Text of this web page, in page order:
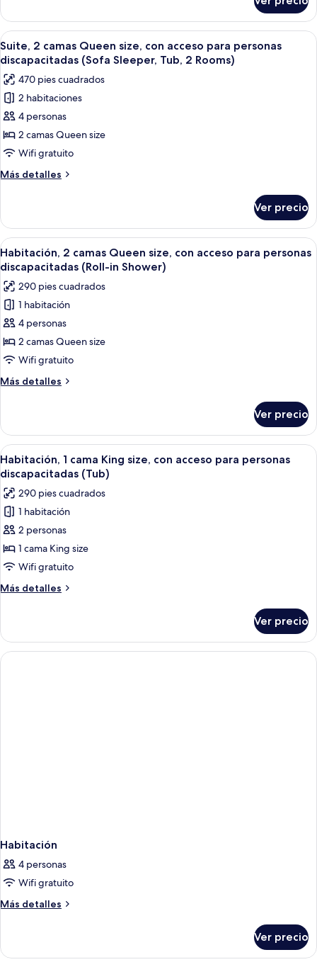
acceso
para
personas
discapacitadas
(Upper
Floor,
Tub)
1
cama
King
size,
acceso
para
personas
discapacitadas
(Upper
Tub)
Abrir
todas
las
fotos
de
Suite,
2
camas
Queen
size,
acceso
para
personas
discapacitadas
(Sofa
Sleeper,
Tub,
2
Rooms)
Habitación de hotel con sofá, mesa
6
Suite, 2 camas Queen size, con acceso para personas
discapacitadas (Sofa Sleeper, Tub, 2 Rooms)
470 pies cuadrados
2 habitaciones
4 personas
2 camas Queen size
Wifi gratuito
Más detalles
Más
2
camas
Queen
size,
acceso
para
personas
discapacitadas
(Sofa
Tub,
2
Rooms)
Ver precio
Abrir
todas
las
fotos
de
Habitación,
2
camas
Queen
size,
acceso
para
personas
discapacitadas
(Roll-
in
Shower)
Habitación de hotel con dos camas,
5
Habitación, 2 camas Queen size, con acceso para personas
discapacitadas (Roll-in Shower)
290 pies cuadrados
1 habitación
4 personas
2 camas Queen size
Wifi gratuito
Más detalles
Más
2
camas
Queen
size,
acceso
para
personas
discapacitadas
(Roll-
Shower)
Ver precio
Abrir
todas
las
fotos
de
Habitación,
1
cama
King
size,
acceso
para
personas
Habitación de hotel con una cama
6
Habitación, 1 cama King size, con acceso para personas
discapacitadas (Tub)
290 pies cuadrados
1 habitación
2 personas
1 cama King size
Wifi gratuito
Más detalles
Más
1
cama
King
Ver precio
Habitación
4 personas
Wifi gratuito
Más detalles
Más
Ver precio